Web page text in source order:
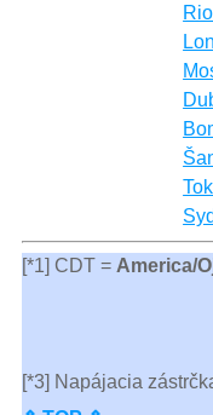
[*1] CDT = America/
[*3] Napájacia